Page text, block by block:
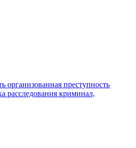
организованная преступность
расследования криминал,